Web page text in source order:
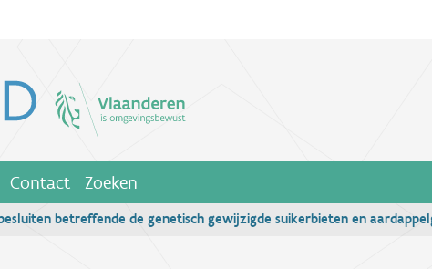
Contact Zoeken
betreffende de genetisch gewijzigde suikerbieten en